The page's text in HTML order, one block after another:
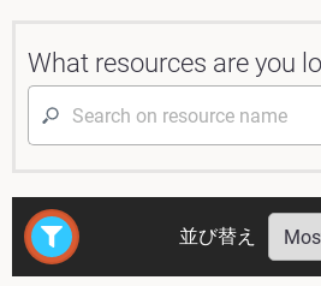
What resources are you
並び替え